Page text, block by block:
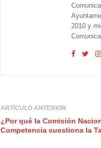
2010 y
ARTÍCULO ANTERIOR
¿Por qué la Comisión
Competencia cuestiona la